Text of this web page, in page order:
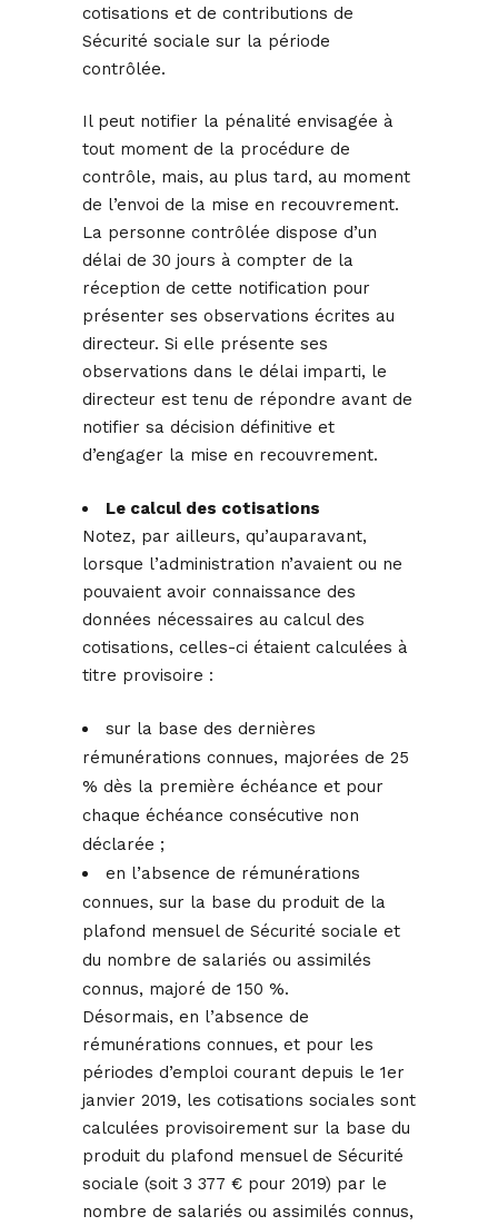
cotisations et de contributions de
Sécurité sociale sur la période
contrôlée.
Il peut notifier la pénalité envisagée à
tout moment de la procédure de
contrôle, mais, au plus tard, au moment
de l’envoi de la mise en recouvrement.
La personne contrôlée dispose d’un
délai de 30 jours à compter de la
réception de cette notification pour
présenter ses observations écrites au
directeur. Si elle présente ses
observations dans le délai imparti, le
directeur est tenu de répondre avant de
notifier sa décision définitive et
d’engager la mise en recouvrement.
Le calcul des cotisations
Notez, par ailleurs, qu’auparavant,
lorsque l’administration n’avaient ou ne
pouvaient avoir connaissance des
données nécessaires au calcul des
cotisations, celles-ci étaient calculées à
titre provisoire :
sur la base des dernières
rémunérations connues, majorées de 25
% dès la première échéance et pour
chaque échéance consécutive non
déclarée ;
en l’absence de rémunérations
connues, sur la base du produit de la
plafond mensuel de Sécurité sociale et
du nombre de salariés ou assimilés
connus, majoré de 150 %.
Désormais, en l’absence de
rémunérations connues, et pour les
périodes d’emploi courant depuis le 1er
janvier 2019, les cotisations sociales sont
calculées provisoirement sur la base du
produit du plafond mensuel de Sécurité
sociale (soit 3 377 € pour 2019) par le
nombre de salariés ou assimilés connus,